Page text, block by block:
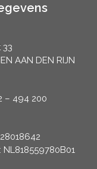
33
AAN DEN RIJN
– 494 200